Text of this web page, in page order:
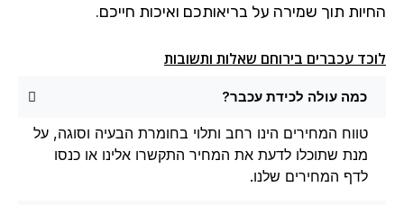
החיות תוך שמירה על בריאותכם ואיכות חייכם.
לוכד עכברים בירוחם שאלות ותשובות
כמה עולה לכידת עכבר?
טווח המחירים הינו רחב ותלוי בחומרת הבעיה וסוגה, על
מנת שתוכלו לדעת את המחיר התקשרו אלינו או כנסו
לדף המחירים שלנו.